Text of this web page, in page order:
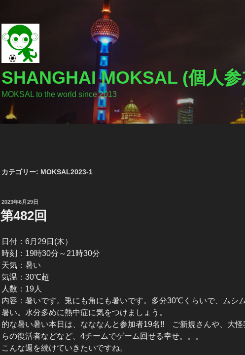
SHANGHAI MOKSAL (個人参
MOKSAL to the world since 2013
カテゴリー: MOKSAL2023-1
投
稿
日:
2023年6月29日
第482回
日付：6月29日(木）
時刻：19時30分～21時30分
天気：暑い
気温：30℃超
人数：19人
内容：暑いです。兎にも角にも暑いです。多分30℃くらいで、ムシ
暑い。水分多めに熱中症に気をつけましょう。
的な暑い暑い本日は、なななんと参加者19名!! ご新規さんや、大怪
らの復活者などなど、4チームでゲーム回せる幸せ。。。
こんな週を続けていきたいですね。